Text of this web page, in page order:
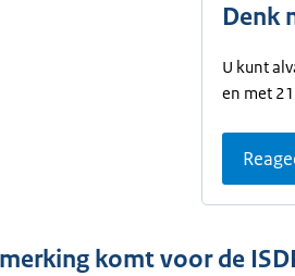
Denk
U kunt
en met
komt voor de